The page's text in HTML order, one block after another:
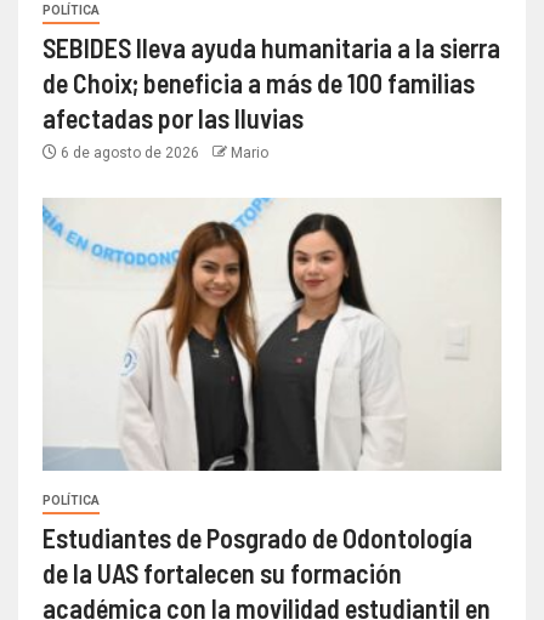
POLÍTICA
SEBIDES lleva ayuda humanitaria a la sierra
de Choix; beneficia a más de 100 familias
afectadas por las lluvias
6 de agosto de 2026 Mario
POLÍTICA
Estudiantes de Posgrado de Odontología
de la UAS fortalecen su formación
académica con la movilidad estudiantil en